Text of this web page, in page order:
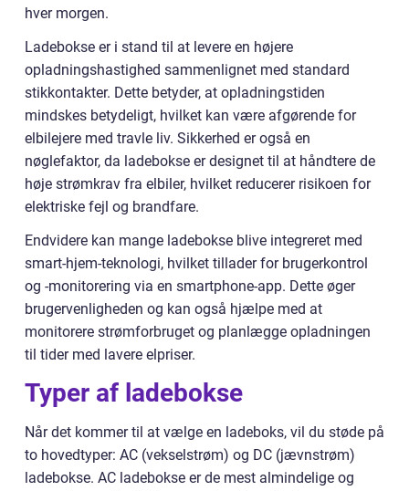
hver morgen.
Ladebokse er i stand til at levere en højere
opladningshastighed sammenlignet med standard
stikkontakter. Dette betyder, at opladningstiden
mindskes betydeligt, hvilket kan være afgørende for
elbilejere med travle liv. Sikkerhed er også en
nøglefaktor, da ladebokse er designet til at håndtere de
høje strømkrav fra elbiler, hvilket reducerer risikoen for
elektriske fejl og brandfare.
Endvidere kan mange ladebokse blive integreret med
smart-hjem-teknologi, hvilket tillader for brugerkontrol
og -monitorering via en smartphone-app. Dette øger
brugervenligheden og kan også hjælpe med at
monitorere strømforbruget og planlægge opladningen
til tider med lavere elpriser.
Typer af ladebokse
Når det kommer til at vælge en ladeboks, vil du støde på
to hovedtyper: AC (vekselstrøm) og DC (jævnstrøm)
ladebokse. AC ladebokse er de mest almindelige og